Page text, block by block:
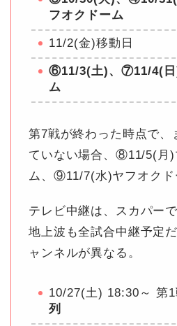
フオクドーム
11/2(金)移動日
⑥11/3(土)、⑦11/4(日
ム
第7戦が終わった時点で、
ていない場合、⑧11/5(月)
ム、⑨11/7(水)ヤフオクド
テレビ中継は、スカパー
地上波も全試合中継予定
ャンネルが異なる。
10/27(土) 18:30～ 第1
列